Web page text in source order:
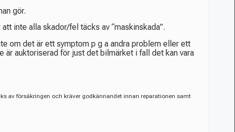
gör.
inte alla skador/fel täcks av “maskinskada”.
om det är ett symptom p g a andra problem eller ett
är auktoriserad för just det bilmärket i fall det kan vara
av försäkringen och kräver godkännandet innan reparationen samt